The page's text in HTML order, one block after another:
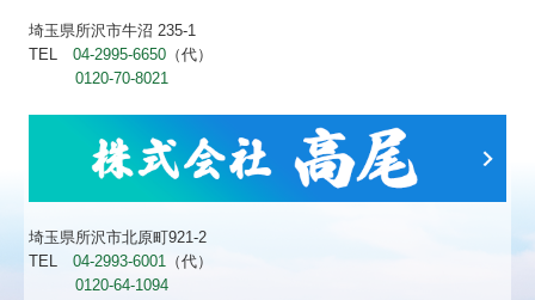
埼玉県所沢市牛沼 235-1
TEL04-2995-6650 （代）
0120-70-8021
埼玉県所沢市北原町921-2
TEL04-2993-6001 （代）
0120-64-1094